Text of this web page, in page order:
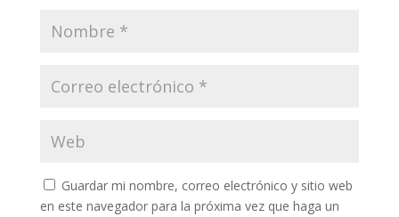
Guardar mi nombre, correo electrónico y sitio web
en este navegador para la próxima vez que haga un